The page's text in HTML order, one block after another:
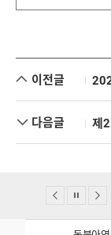
이전글
다음글 제2